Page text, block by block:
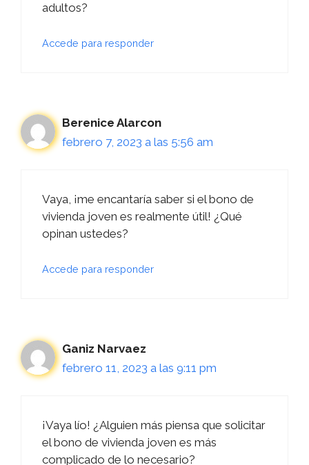
adultos?
Accede para responder
Berenice Alarcon
febrero 7, 2023 a las 5:56 am
Vaya, ¡me encantaría saber si el bono de
vivienda joven es realmente útil! ¿Qué
opinan ustedes?
Accede para responder
Ganiz Narvaez
febrero 11, 2023 a las 9:11 pm
¡Vaya lío! ¿Alguien más piensa que solicitar
el bono de vivienda joven es más
complicado de lo necesario?